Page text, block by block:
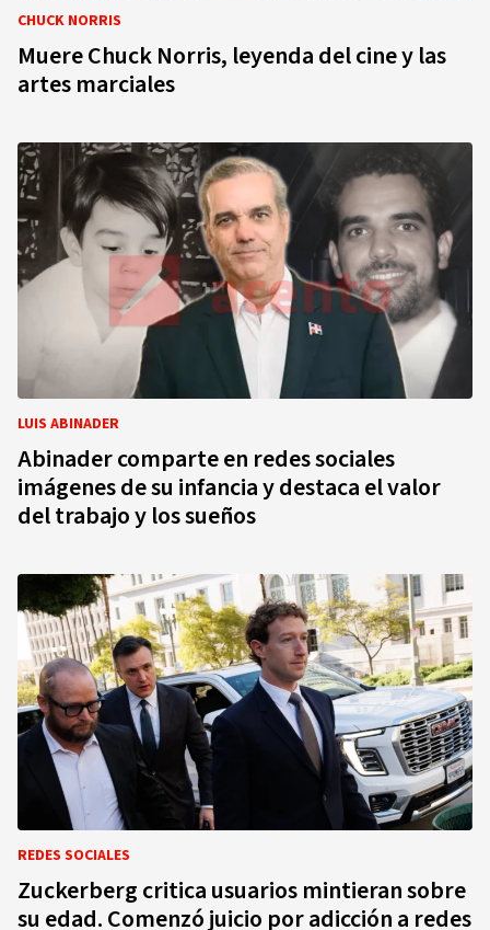
CHUCK NORRIS
Muere Chuck Norris, leyenda del cine y las
artes marciales
LUIS ABINADER
Abinader comparte en redes sociales
imágenes de su infancia y destaca el valor
del trabajo y los sueños
REDES SOCIALES
Zuckerberg critica usuarios mintieran sobre
su edad. Comenzó juicio por adicción a redes